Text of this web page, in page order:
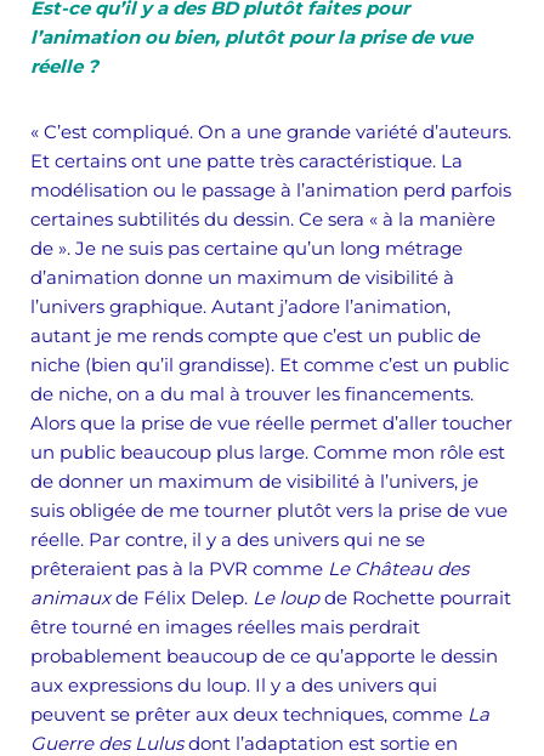
Est-ce qu’il y a des BD plutôt faites pour
l’animation ou bien, plutôt pour la prise de vue
réelle ?
« C’est compliqué. On a une grande variété d’auteurs.
Et certains ont une patte très caractéristique. La
modélisation ou le passage à l’animation perd parfois
certaines subtilités du dessin. Ce sera « à la manière
de ». Je ne suis pas certaine qu’un long métrage
d’animation donne un maximum de visibilité à
l’univers graphique. Autant j’adore l’animation,
autant je me rends compte que c’est un public de
niche (bien qu’il grandisse). Et comme c’est un public
de niche, on a du mal à trouver les financements.
Alors que la prise de vue réelle permet d’aller toucher
un public beaucoup plus large. Comme mon rôle est
de donner un maximum de visibilité à l’univers, je
suis obligée de me tourner plutôt vers la prise de vue
réelle. Par contre, il y a des univers qui ne se
prêteraient pas à la PVR comme Le Château des
animauxde Félix Delep. Le loupde Rochette pourrait
être tourné en images réelles mais perdrait
probablement beaucoup de ce qu’apporte le dessin
aux expressions du loup. Il y a des univers qui
peuvent se prêter aux deux techniques, comme La
Guerre des Lulusdont l’adaptation est sortie en